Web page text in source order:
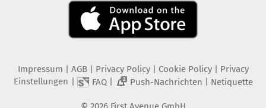
Impressum AGB Privacy Policy| Cookie Policy| Privacy
Einstellungen
FAQ| 2 Push-Nachrichten Netiquette